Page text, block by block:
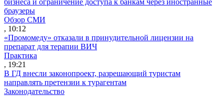
браузеры
Обзор СМИ
, 10:12
«Промомеду» отказали в принудительной лицензии на
препарат для терапии ВИЧ
Практика
, 19:21
В ГД внесли законопроект, разрешающий туристам
направлять претензии к турагентам
Законодательство